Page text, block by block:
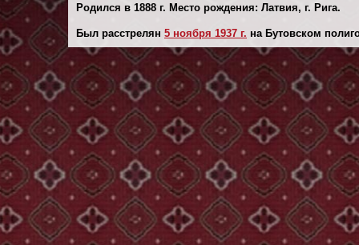
Родился в 1888 г. Место рождения: Латвия, г. Рига.
Был расстрелян 5 ноября 1937 г. на Бутовском